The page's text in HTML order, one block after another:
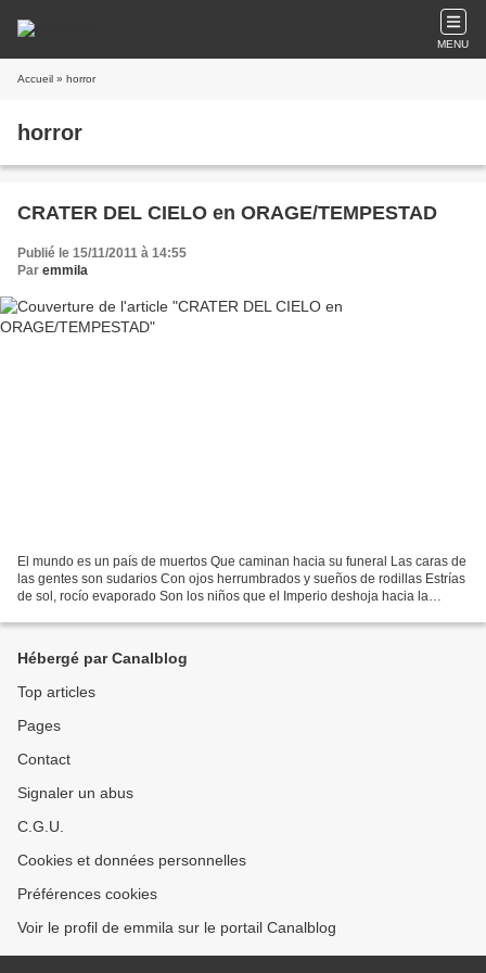
MENU
Accueil » horror
horror
CRATER DEL CIELO en ORAGE/TEMPESTAD
Publié le 15/11/2011 à 14:55
Par emmila
El mundo es un país de muertos Que caminan hacia su funeral Las caras de
las gentes son sudarios Con ojos herrumbrados y sueños de rodillas Estrías
de sol, rocío evaporado Son los niños que el Imperio deshoja hacia la
Hébergé par Canalblog
Top articles
Pages
Contact
Signaler un abus
C.G.U.
Cookies et données personnelles
Préférences cookies
Voir le profil de emmila sur le portail Canalblog